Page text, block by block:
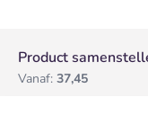
Product
Vanaf: 37,45